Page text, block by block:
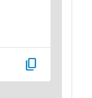
content_copy